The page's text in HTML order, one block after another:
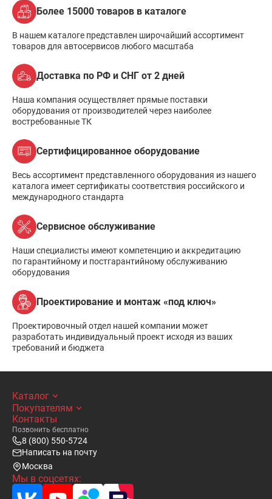
Более 15000 товаров в каталоге
В нашем каталоге представлен широчайший ассортимент
товаров для автосервисов любого масштаба
Доставка по РФ и СНГ от 2 дней
Наша компания осуществляет прямые поставки
оборудования от производителей через наиболее
востребованные ТК
Сертифицированное оборудование
Весь ассортимент представленного оборудования из нашего
каталога имеет сертификаты соответствия российского и
международного стандарта
Сервисное обслуживание
Наши специалисты имеют компетенцию и аккредитацию
по гарантийному и постгарантийному обслуживанию
оборудования
Проектирование и монтаж «под ключ»
Проектировочный отдел нашей компании может
разработать индивидуальный проект исходя из ваших
требований и бюджета
Каталог
Покупателям
Контакты
Позвонить бесплатно
8 (800) 550-5724
Написать на почту
Москва
Мы в соцсетях: